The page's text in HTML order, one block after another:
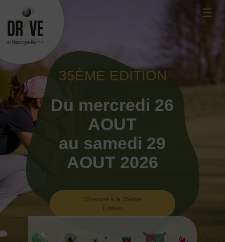
content
☰
35ÈME EDITION
Du mercredi 26
AOUT
au samedi 29
AOUT 2026
S'inscrire à la 35ème
Edition